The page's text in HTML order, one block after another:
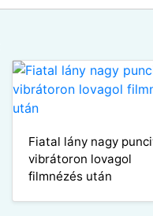
Fiatal lány nagy
vibrátoron lovagol
filmnézés után